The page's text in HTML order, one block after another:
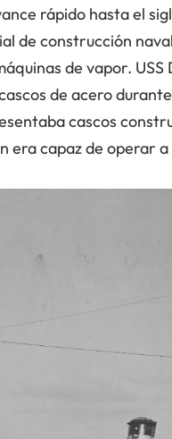
rápido hasta el
de construcción
de vapor.
de acero
cascos
capaz de operar